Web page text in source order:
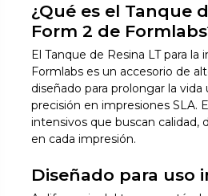
¿Qué es el Tanque
Form 2 de
El Tanque de Resina LT para la
Formlabs es un accesorio de
diseñado para prolongar la vida
precisión en impresiones SLA.
intensivos que buscan calidad,
en cada impresión.
Diseñado para uso